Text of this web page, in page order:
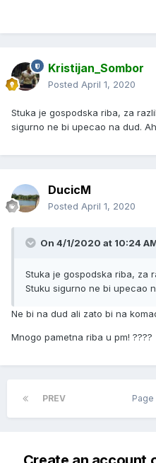
Kristijan_Sombor
Posted April 1, 2020
Stuka je gospodska riba, za
sigurno ne bi upecao na dud.
DucicM
Posted April 1, 2020
On 4/1/2020 at 10:24
Stuka je gospodska riba, za
Stuku sigurno ne bi upecao
Ne bi na dud ali zato bi na
Mnogo pametna riba u pm! ????
PREV Page